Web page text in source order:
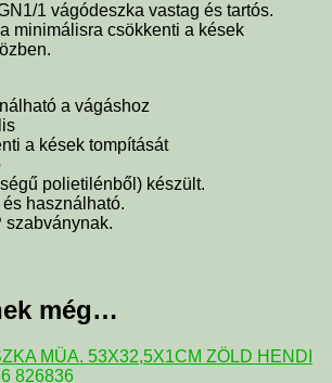
1 vágódeszka vastag és tartós.
minimálisra csökkenti a kések
a vágáshoz
a kések tompítását
polietilénből) készült.
használható.
szabványnak.
még…